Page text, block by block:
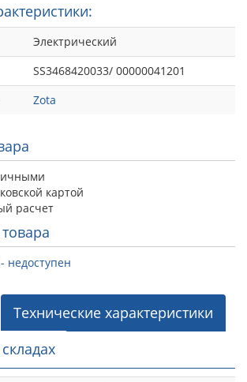
Электрический
SS3468420033/ 00000041201
Zota
картой
расчет
недоступен
Технические характеристики